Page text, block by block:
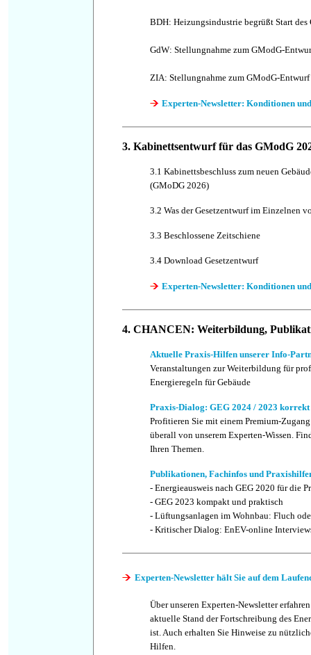
BDH: Heizungsindustrie begrüßt Start des
GdW: Stellungnahme zum GModG-
ZIA: Stellungnahme zum GModG-Entwurf
Experten-Newsletter: Konditionen
3. Kabinettsentwurffür das GModG
3.1 Kabinettsbeschluss zum neuen
(GMoDG 2026)
3.2 Was der Gesetzentwurf im Einzelnen
3.3 Beschlossene Zeitschiene
3.4 Download Gesetzentwurf
Experten-Newsletter: Konditionen
4. CHANCEN: Weiterbildung,
Aktuelle Praxis-Hilfen unserer Info-
Veranstaltungen zur Weiterbildung für
Energieregeln für Gebäude
Praxis-Dialog: GEG 2024 / 2023 korrekt
Profitieren Sie mit einem Premium-
überall von unserem Experten-Wissen.
Ihren Themen.
Publikationen, Fachinfos und
- Energieausweis nach GEG 2020 für die
- GEG 2023 kompakt und praktisch
- Lüftungsanlagen im Wohnbau: Fluch
- Kritischer Dialog: EnEV-online
Experten-Newsletter hält Sie auf dem
Über unseren Experten-Newsletter
aktuelle Stand der Fortschreibung des
ist. Auch erhalten Sie Hinweise zu
Hilfen.